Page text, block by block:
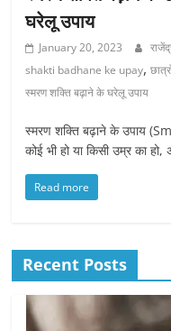
घरेलू उपाय
January 20, 2023
shakti badhane ke upay,
स्मरण शक्ति बढ़ाने के घरेलू उपाय
स्मरण शक्ति बढ़ाने के उपाय
कोई भी हो या किसी उम्र का
Read more
Recent Posts